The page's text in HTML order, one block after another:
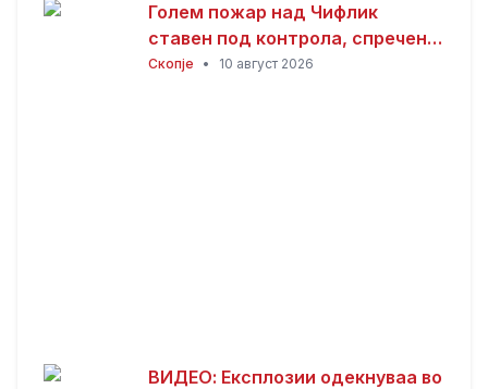
Голем пожар над Чифлик
ставен под контрола, спречено
ширење кон боровата шума на
Скопје • 10 август 2026
ВИДЕО: Експлозии одекнуваа во